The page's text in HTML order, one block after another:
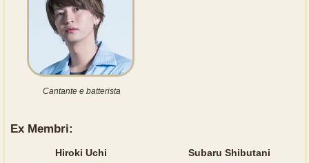
Cantante e batterista
Ex Membri:
Hiroki Uchi Subaru Shibutani